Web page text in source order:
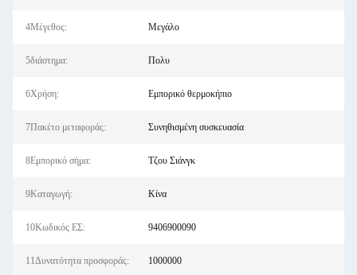
4Μέγεθος: Μεγάλο
5διάστημα: Πολυ
6Χρήση: Εμπορικό θερμοκήπιο
7Πακέτο μεταφοράς: Συνηθισμένη συσκευασία
8Εμπορικό σήμα: Τζου Σιάνγκ
9Καταγωγή: Κίνα
10Κωδικός ΕΣ: 9406900090
11Δυνατότητα προσφοράς: 1000000